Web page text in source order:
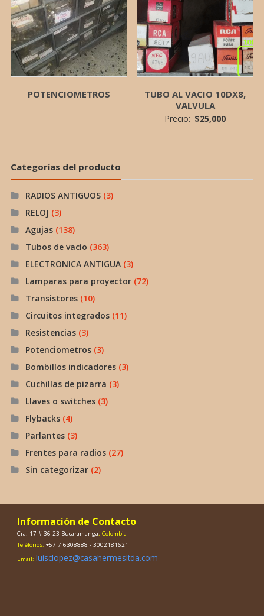
POTENCIOMETROS
TUBO AL VACIO 10DX8,
VALVULA
Precio: $25,000
Categorías del producto
RADIOS ANTIGUOS (3)
RELOJ (3)
Agujas (138)
Tubos de vacío (363)
ELECTRONICA ANTIGUA (3)
Lamparas para proyector (72)
Transistores (10)
Circuitos integrados (11)
Resistencias (3)
Potenciometros (3)
Bombillos indicadores (3)
Cuchillas de pizarra (3)
Llaves o switches (3)
Flybacks (4)
Parlantes (3)
Frentes para radios (27)
Sin categorizar (2)
Información de Contacto
Cra. 17 # 36-23 Bucaramanga, Colombia
Teléfonos: +57 7 6308888 - 3002181621
Email: luisclopez@casahermesltda.com